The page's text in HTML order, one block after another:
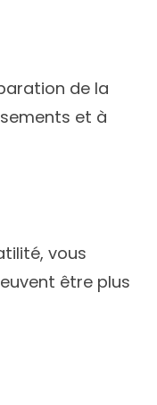
de la
et à
vous
être plus